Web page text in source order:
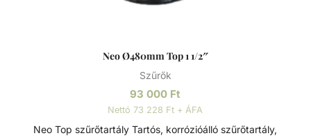
Neo Ø480mm Top 1 1/2″
Szűrők
93 000 Ft
Nettó 73 228 Ft + ÁFA
Neo Top szűrőtartály Tartós, korrózióálló szűrőtartály,